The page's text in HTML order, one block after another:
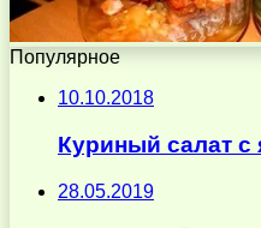
Популярное
10.10.2018
Куриный салат с
28.05.2019